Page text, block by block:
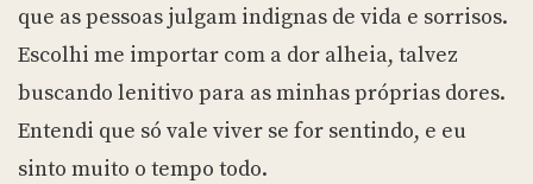
que as pessoas julgam indignas de vida e sorrisos.
Escolhi me importar com a dor alheia, talvez
buscando lenitivo para as minhas próprias dores.
Entendi que só vale viver se for sentindo, e eu
sinto muito o tempo todo.